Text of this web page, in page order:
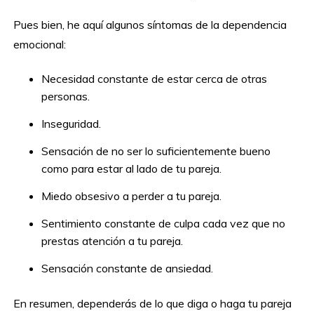
Pues bien, he aquí algunos síntomas de la dependencia
emocional:
Necesidad constante de estar cerca de otras
personas.
Inseguridad.
Sensación de no ser lo suficientemente bueno
como para estar al lado de tu pareja.
Miedo obsesivo a perder a tu pareja.
Sentimiento constante de culpa cada vez que no
prestas atención a tu pareja.
Sensación constante de ansiedad.
En resumen, dependerás de lo que diga o haga tu pareja